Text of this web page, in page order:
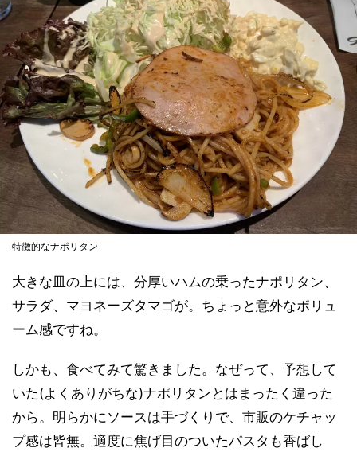
特徴的なナポリタン
大きな皿の上には、分厚いハムの乗ったナポリタン、
サラダ、マヨネーズタマゴが。ちょっと意外なボリュ
ーム感ですね。
しかも、食べてみて驚きました。なぜって、予想して
いた(よくありがちな)ナポリタンとはまったく違った
から。明らかにソースは手づくりで、市販のケチャッ
プ感は皆無。適度に焦げ目のついたパスタも香ばし